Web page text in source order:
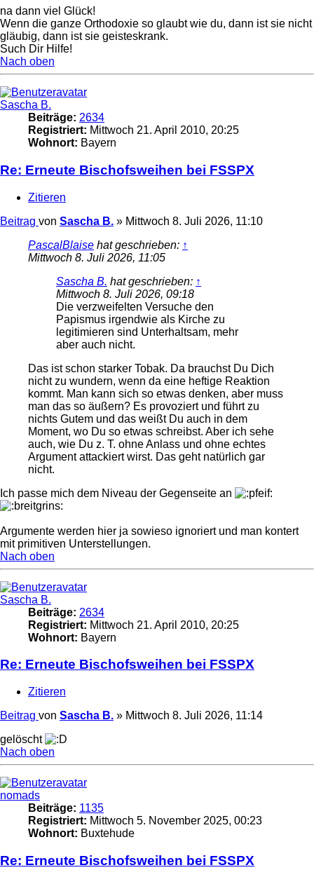
na dann viel Glück!
Wenn die ganze Orthodoxie so glaubt wie du, dann ist sie nicht
gläubig, dann ist sie geisteskrank.
Such Dir Hilfe!
Nach oben
Sascha B.
Beiträge: 2634
Registriert: Mittwoch 21. April 2010, 20:25
Wohnort: Bayern
Re: Erneute Bischofsweihen bei FSSPX
Zitieren
Beitrag von Sascha B. » Mittwoch 8. Juli 2026, 11:10
PascalBlaise hat geschrieben: ↑
Mittwoch 8. Juli 2026, 11:05
Sascha B. hat geschrieben: ↑
Mittwoch 8. Juli 2026, 09:18
Die verzweifelten Versuche den
Papismus irgendwie als Kirche zu
legitimieren sind Unterhaltsam, mehr
aber auch nicht.
Das ist schon starker Tobak. Da brauchst Du Dich
nicht zu wundern, wenn da eine heftige Reaktion
kommt. Man kann sich so etwas denken, aber muss
man das so äußern? Es provoziert und führt zu
nichts Gutem und das weißt Du auch in dem
Moment, wo Du so etwas schreibst. Aber ich sehe
auch, wie Du z. T. ohne Anlass und ohne echtes
Argument attackiert wirst. Das geht natürlich gar
nicht.
Ich passe mich dem Niveau der Gegenseite an
Argumente werden hier ja sowieso ignoriert und man kontert
mit primitiven Unterstellungen.
Nach oben
Sascha B.
Beiträge: 2634
Registriert: Mittwoch 21. April 2010, 20:25
Wohnort: Bayern
Re: Erneute Bischofsweihen bei FSSPX
Zitieren
Beitrag von Sascha B. » Mittwoch 8. Juli 2026, 11:14
gelöscht
Nach oben
nomads
Beiträge: 1135
Registriert: Mittwoch 5. November 2025, 00:23
Wohnort: Buxtehude
Re: Erneute Bischofsweihen bei FSSPX